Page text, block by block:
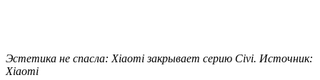
Эстетика не спасла: Xiaomi закрывает серию Civi. Источник:
Xiaomi